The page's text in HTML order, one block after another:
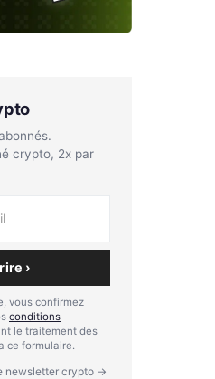
crypto, 2x par
›
vous confirmez
conditions
le traitement des
ce formulaire.
newsletter crypto →